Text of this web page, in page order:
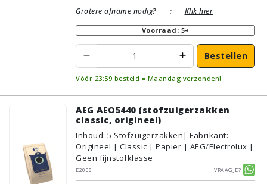
Grotere afname nodig?
: Klik hier
Voorraad: 5+
Bestellen
Vóór 23:59 besteld = Maandag verzonden!
AEG AEO5440 (stofzuigerzakken
classic, origineel)
Inhoud: 5 Stofzuigerzakken| Fabrikant:
Origineel | Classic | Papier | AEG/Electrolux |
Geen fijnstofklasse
E200S
Vraagje?